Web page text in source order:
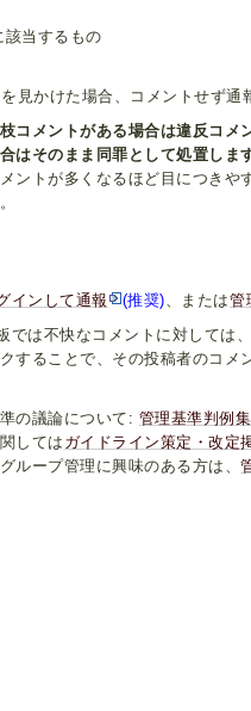
該当するもの
見かけた場合、コメントせず通
コメントがある場合は違反コメ
はそのまま同罪として処置しま
ントが多くなるほど目につきや
インして通報
(推奨)、または管
では不快なコメントに対しては
することで、その投稿者のコメ
の議論について: 管理基準判例集
しては ガイドライン策定・改定
ループ管理に興味のある方は、